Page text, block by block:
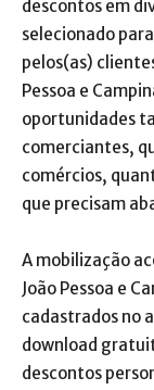
descontos em
selecionado
pelos(as)
Pessoa e
oportunidades
comerciantes,
comércios,
que precisam
A mobilização
João Pessoa e
cadastrados no
download
descontos